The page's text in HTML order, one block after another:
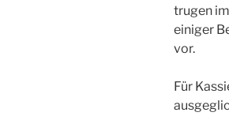
trugen
einiger
vor.
Für